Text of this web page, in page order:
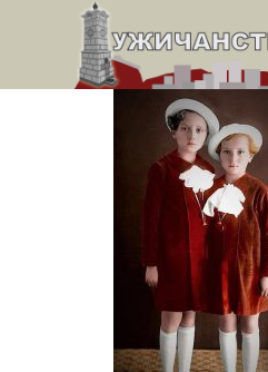
597